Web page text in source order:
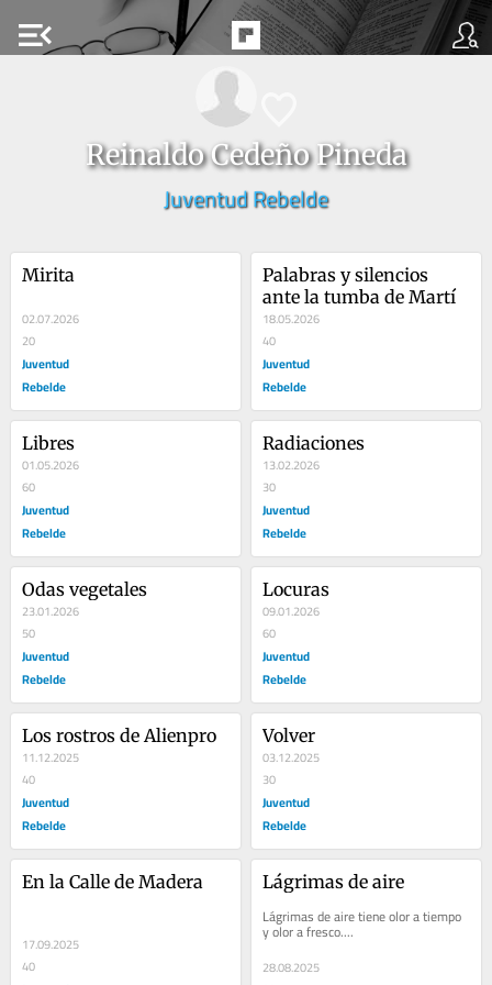
menu_open
Reinaldo Cedeño Pineda
Juventud Rebelde
Mirita
02.07.2026
20
Juventud
Rebelde
Palabras y silencios
ante la tumba de Martí
18.05.2026
40
Juventud
Rebelde
Libres
01.05.2026
60
Juventud
Rebelde
Radiaciones
13.02.2026
30
Juventud
Rebelde
Odas vegetales
23.01.2026
50
Juventud
Rebelde
Locuras
09.01.2026
60
Juventud
Rebelde
Los rostros de Alienpro
11.12.2025
40
Juventud
Rebelde
Volver
03.12.2025
30
Juventud
Rebelde
En la Calle de Madera
17.09.2025
40
Lágrimas de aire
Lágrimas de aire tiene olor a tiempo
y olor a fresco....
28.08.2025